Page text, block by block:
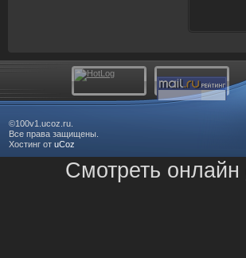
©100v1.ucoz.ru.
Все права защищены.
Хостинг от uCoz
Смотреть онлайн